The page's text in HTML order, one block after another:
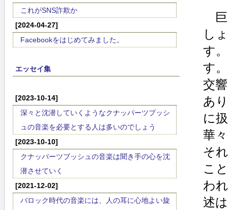
これがSNS詐欺か
[2024-04-27]
Facebookをはじめてみました。
エッセイ集
[2023-10-14]
深々と沈潜していくようなクナッパーツブッシ
ュの音楽を必要とする人は多いのでしょう
[2023-10-10]
クナッパーツブッシュの音楽は聞き手の心を沈
潜させていく
[2021-12-02]
バロック時代の音楽には、人の耳に心地よい旋
巨
し
す
す。
交
あ
に
華
そ
こ
わ
述